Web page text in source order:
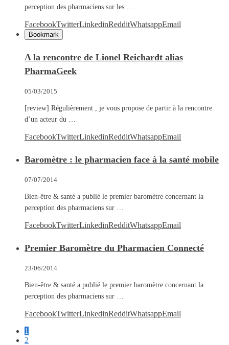
perception des pharmaciens sur les …
FacebookTwitterLinkedinRedditWhatsappEmail
Bookmark
A la rencontre de Lionel Reichardt alias
PharmaGeek
05/03/2015
[review] Régulièrement , je vous propose de partir à la rencontre
d’un acteur du …
FacebookTwitterLinkedinRedditWhatsappEmail
Baromètre : le pharmacien face à la santé mobile
07/07/2014
Bien-être & santé a publié le premier baromètre concernant la
perception des pharmaciens sur …
FacebookTwitterLinkedinRedditWhatsappEmail
Premier Baromètre du Pharmacien Connecté
23/06/2014
Bien-être & santé a publié le premier baromètre concernant la
perception des pharmaciens sur …
FacebookTwitterLinkedinRedditWhatsappEmail
1
2